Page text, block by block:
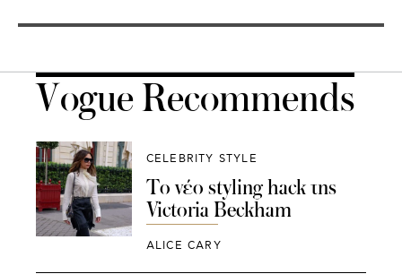
Vogue Recommends
CELEBRITY STYLE
Το νέο styling hack της
Victoria Beckham
ALICE CARY